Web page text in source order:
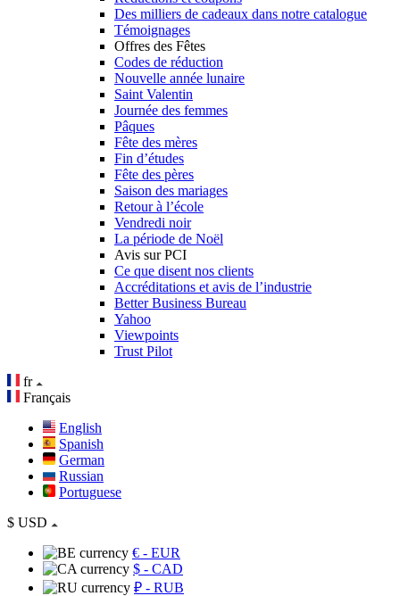
Des milliers de cadeaux dans notre catalogue
Témoignages
Offres des Fêtes
Codes de réduction
Nouvelle année lunaire
Saint Valentin
Journée des femmes
Pâques
Fête des mères
Fin d’études
Fête des pères
Saison des mariages
Retour à l’école
Vendredi noir
La période de Noël
Avis sur PCI
Ce que disent nos clients
Accréditations et avis de l’industrie
Better Business Bureau
Yahoo
Viewpoints
Trust Pilot
fr
Français
English
Spanish
German
Russian
Portuguese
$ USD
€ - EUR
$ - CAD
₽ - RUB